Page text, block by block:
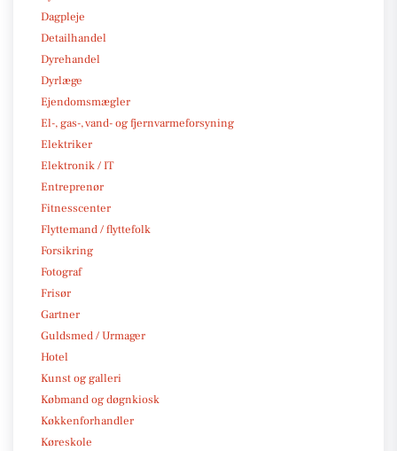
Dagpleje
Detailhandel
Dyrehandel
Dyrlæge
Ejendomsmægler
El-, gas-, vand- og fjernvarmeforsyning
Elektriker
Elektronik / IT
Entreprenør
Fitnesscenter
Flyttemand / flyttefolk
Forsikring
Fotograf
Frisør
Gartner
Guldsmed / Urmager
Hotel
Kunst og galleri
Købmand og døgnkiosk
Køkkenforhandler
Køreskole